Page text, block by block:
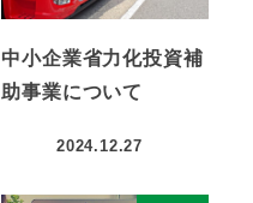
中小企業省力化投資補
助事業について
2024.12.27